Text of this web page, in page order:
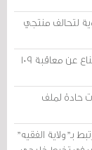
لتحالف منتجي
محكمة «أمن الدولة» في الكويت: الامتناع عن معاقبة 109
حادة لملف
بـ"ولاية الفقيه"